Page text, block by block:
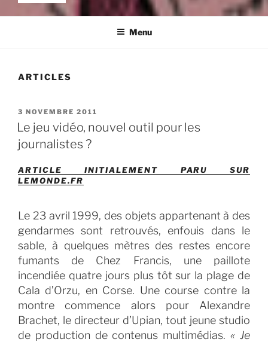
Menu
ARTICLES
PUBLIÉ
LE
3 NOVEMBRE 2011
Le jeu vidéo, nouvel outil pour les
journalistes ?
ARTICLE INITIALEMENT PARU SUR
LEMONDE.FR
Le 23 avril 1999, des objets appartenant à des
gendarmes sont retrouvés, enfouis dans le
sable, à quelques mètres des restes encore
fumants de Chez Francis, une paillote
incendiée quatre jours plus tôt sur la plage de
Cala d’Orzu, en Corse. Une course contre la
montre commence alors pour Alexandre
Brachet, le directeur d’Upian, tout jeune studio
de production de contenus multimédias. « Je